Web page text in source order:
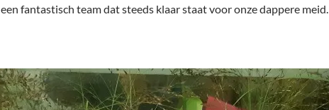
een fantastisch team dat steeds klaar staat voor onze dappere meid.